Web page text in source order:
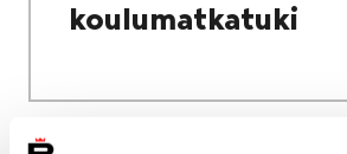
koulumatkatuki